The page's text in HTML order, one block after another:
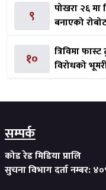
९
पोखरा २६ मा
बनाएको
१०
त्रिविमा
विरोधको
सम्पर्क
कोड रेड मिडिया प्रालि
सुचना विभाग दर्ता नम्बर: